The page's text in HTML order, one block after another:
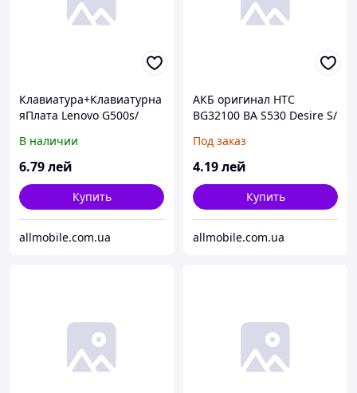
Клавиатура+Клавиатурна
яПлата Lenovo G500s/
чёрная+русский+рамка
OEM
В наличии
6.79лей
Купить
allmobile.com.ua
АКБ оригинал HTC
BG32100 BA S530 Desire S/
mAh)
Под заказ
4.19лей
Купить
allmobile.com.ua